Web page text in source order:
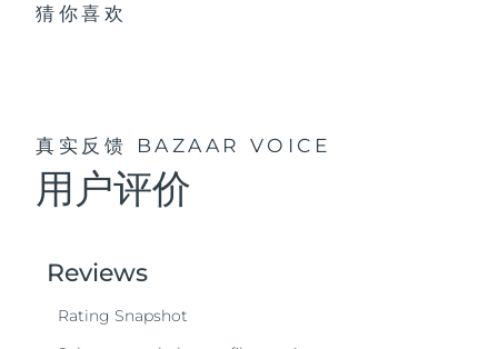
猜你喜欢
真实反馈 BAZAAR VOICE
用户评价